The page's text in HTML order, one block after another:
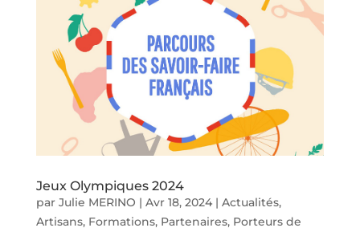
Jeux Olympiques 2024
par Julie MERINO | Avr 18, 2024| Actualités,
Artisans, Formations, Partenaires, Porteurs de